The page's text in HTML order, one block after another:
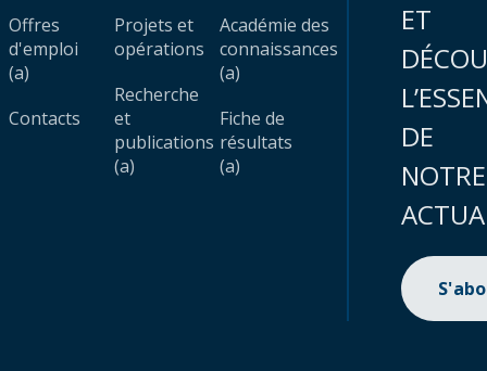
Offres
d'emploi
(a)
Contacts
Projets et
opérations
Recherche
et
publications
(a)
Académie des
connaissances
(a)
Fiche de
résultats
(a)
ET
DE
NOTRE